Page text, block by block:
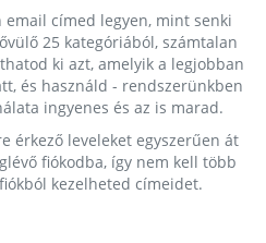
email címed legyen, mint senki
25 kategóriából, számtalan
ki azt, amelyik a legjobban
és használd - rendszerünkben
ingyenes és az is marad.
érkező leveleket egyszerűen át
fiókodba, így nem kell több
kezelheted címeidet.